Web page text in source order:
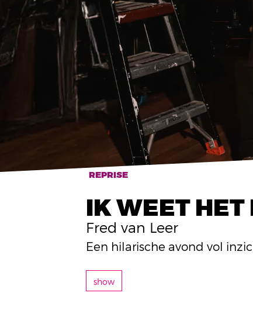
IK WEET
Fred van Leer
REPRISE
Een hilarische avond vol
show